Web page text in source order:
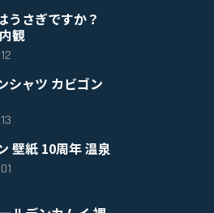
うさぎですか？
観
シャツ カビゴン
壁紙 10周年 温泉